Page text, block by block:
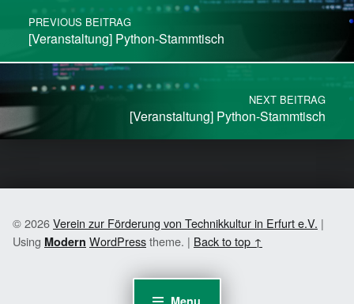
Menu
PREVIOUS BEITRAG
[Veranstaltung] Python-Stammtisch
NEXT BEITRAG
[Veranstaltung] Python-Stammtisch
© 2026Verein zur Förderung von Technikkultur in Erfurt e.V. |
Using Modern WordPresstheme. | Back to top ↑